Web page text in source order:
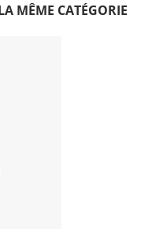
MÊME CATÉGORIE